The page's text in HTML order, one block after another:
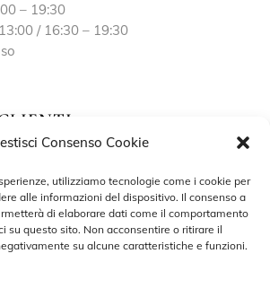
Consenso Cookie
utilizziamo tecnologie come i cookie per
alle informazioni del dispositivo. Il consenso a
di elaborare dati come il comportamento
su questo sito. Non acconsentire o ritirare il
su alcune caratteristiche e funzioni.
– 19:30
/ 16:30 – 19:30